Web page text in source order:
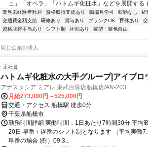
ュ」「オペラ」「ハトムギ化粧水」などを展開する
業界未経験者歓迎 資格取得支援あり 職場見学可 転勤なし 経
交通費全額支給
研修あり 賞与あり ブランクOK 育休あり
資格取得手当あり
シフト制 社割あり 髪型・髪色自由
同じ企業の求人
正社員
ハトムギ化粧水の大手グループ|アイブロ
アナスタシア ミアレ 東武百貨店船橋店/AN-203
月給273,000円～525,000円
交通・アクセス 船橋駅 徒歩0分
千葉県船橋市
勤務時間詳細 実働時間：1日あたり7時間30分 平均
20日 早番＋遅番のシフト制となります （平均実働
早番の場合 (例）09:3...